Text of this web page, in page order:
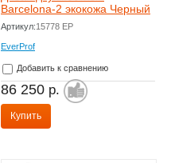
Barcelona-2 экокожа Черный
Артикул:15778 EP
EverProf
Добавить к сравнению
86 250 р.
Купить